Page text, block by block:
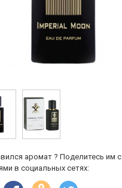
аромат ? Поделитесь им с
в социальных сетях: